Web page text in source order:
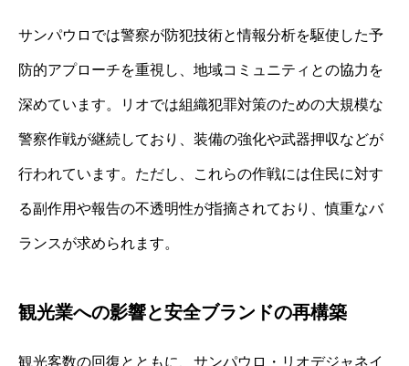
サンパウロでは警察が防犯技術と情報分析を駆使した予
防的アプローチを重視し、地域コミュニティとの協力を
深めています。リオでは組織犯罪対策のための大規模な
警察作戦が継続しており、装備の強化や武器押収などが
行われています。ただし、これらの作戦には住民に対す
る副作用や報告の不透明性が指摘されており、慎重なバ
ランスが求められます。
観光業への影響と安全ブランドの再構築
観光客数の回復とともに、サンパウロ・リオデジャネイ